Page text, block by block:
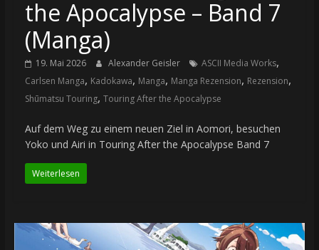
the Apocalypse – Band 7
(Manga)
19. Mai 2026 Alexander Geisler ASCII Media Works,
Carlsen Manga, Kadokawa, Manga, Manga Rezension, Rezension,
Shūmatsu Touring, Touring After the Apocalypse
Auf dem Weg zu einem neuen Ziel in Aomori, besuchen
Yoko und Airi in Touring After the Apocalypse Band 7
Weiterlesen